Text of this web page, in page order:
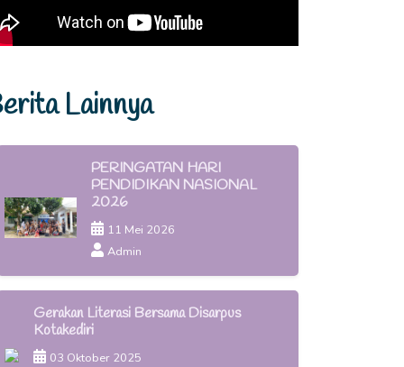
Lainnya
PERINGATAN HARI
PENDIDIKAN NASIONAL
2026
11 Mei 2026
Admin
Gerakan Literasi Bersama Disarpus
Kotakediri
03 Oktober 2025